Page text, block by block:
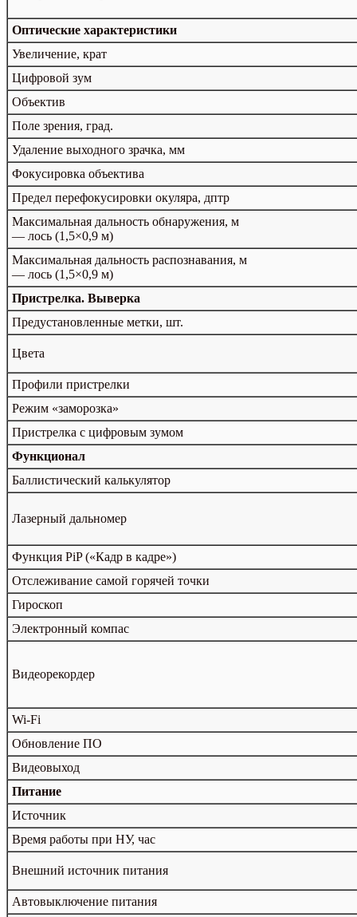
Оптические характеристики
Увеличение, крат
Цифровой зум
Объектив
Поле зрения, град.
Удаление выходного зрачка, мм
Фокусировка объектива
Предел перефокусировки окуляра, дптр
Максимальная дальность обнаружения, м
— лось (1,5×0,9 м)
Максимальная дальность распознавания, м
— лось (1,5×0,9 м)
Пристрелка. Выверка
Предустановленные метки, шт.
Цвета
Профили пристрелки
Режим «заморозка»
Пристрелка с цифровым зумом
Функционал
Баллистический калькулятор
Лазерный дальномер
Функция PiP («Кадр в кадре»)
Отслеживание самой горячей точки
Гироскоп
Электронный компас
Видеорекордер
Wi-Fi
Обновление ПО
Видеовыход
Питание
Источник
Время работы при НУ, час
Внешний источник питания
Автовыключение питания